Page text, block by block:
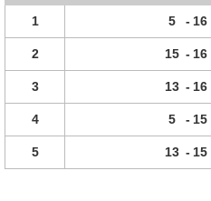
1 5 - 16
2 15 - 16
3 13 - 16
4 5 - 15
5 13 - 15